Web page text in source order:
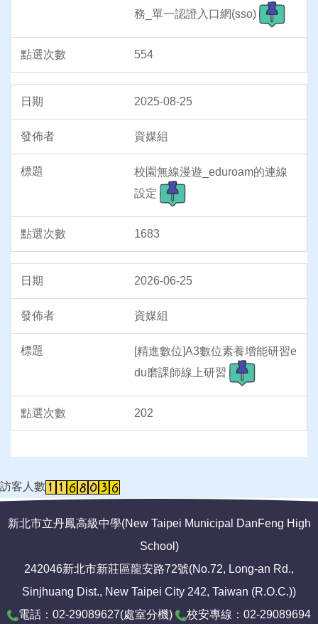
務_單一認證入口網(sso)
554
2025-08-25
資媒組
校園無線漫遊_eduroam的連線
設定
1683
2026-06-25
資媒組
[精進數位]A3數位素養增能研習e
du磨課師線上研習
202
訪客人數
新北市立丹鳳高級中學(New Taipei Municipal DanFeng High
School)
242046新北市新莊區龍安路72號(No.72, Long-an Rd.,
Sinjhuang Dist., New Taipei City 242, Taiwan (R.O.C.))
電話：02-29089627(處室分機) 校安專線：02-29089694